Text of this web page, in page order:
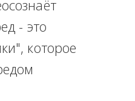
- это
которое